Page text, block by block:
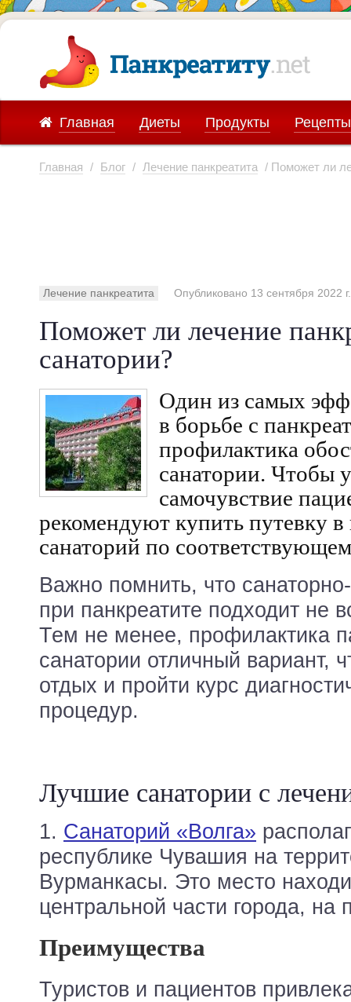
Главная Диеты Продукты Рецепты
Главная / Блог / Лечение панкреатита / Поможет ли
Лечение панкреатита Опубликовано 13 сентября 2022 г.
Поможет ли лечение
санатории?
Один из самых
в борьбе с
профилактика
санатории. Чтобы
самочувствие
рекомендуют купить путевку
санаторий по
Важно помнить, что
при панкреатите подходит не
Тем не менее, профилактика
санатории отличный вариант,
отдых и пройти курс
процедур.
Лучшие санатории с
1. Санаторий «Волга»
республике Чувашия на
Вурманкасы. Это место
центральной части города, на
Преимущества
Туристов и пациентов